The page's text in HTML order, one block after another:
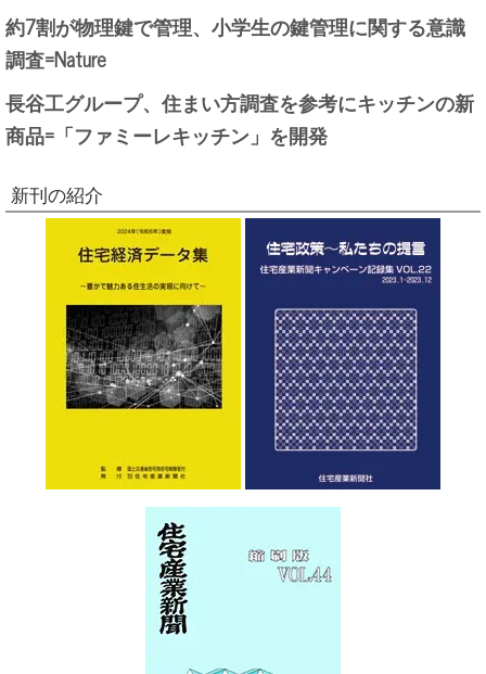
約7割が物理鍵で管理、小学生の鍵管理に関する意識
調査=Nature
長谷工グループ、住まい方調査を参考にキッチンの新
商品=「ファミーレキッチン」を開発
新刊の紹介